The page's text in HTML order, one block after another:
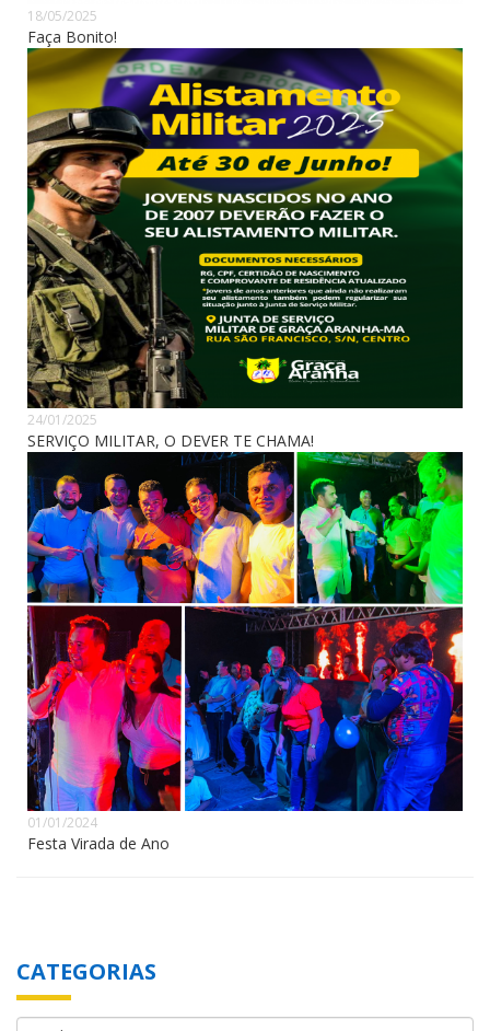
18/05/2025
Faça Bonito!
24/01/2025
SERVIÇO MILITAR, O DEVER TE CHAMA!
01/01/2024
Festa Virada de Ano
CATEGORIAS